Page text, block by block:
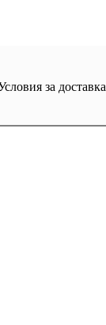
за доставка